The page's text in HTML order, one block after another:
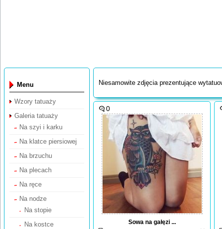
Niesamowite zdjęcia prezentujące
0
Sowa na gałęzi ...
Menu
Wzory tatuaży
Galeria tatuaży
Na szyi i karku
Na klatce piersiowej
Na brzuchu
Na plecach
Na ręce
Na nodze
Na stopie
Na kostce